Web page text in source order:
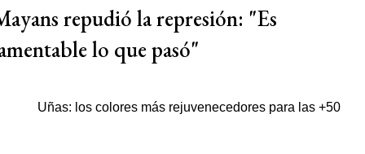
repudió la represión: "Es
lo que pasó"